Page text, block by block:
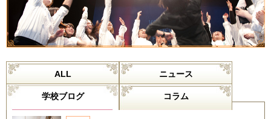
ALL ニュース
学校ブログ コラム